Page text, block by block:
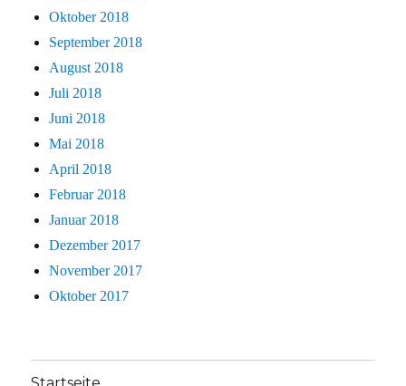
Oktober 2018
September 2018
August 2018
Juli 2018
Juni 2018
Mai 2018
April 2018
Februar 2018
Januar 2018
Dezember 2017
November 2017
Oktober 2017
Startseite